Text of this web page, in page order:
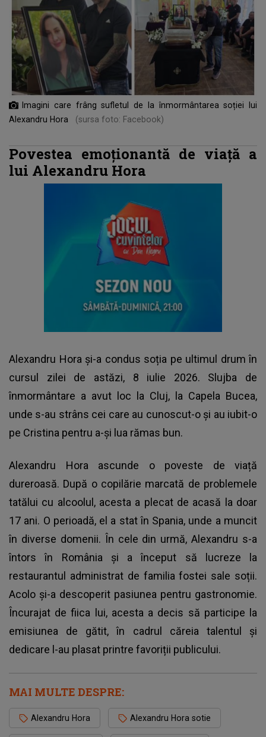
Imagini care frâng sufletul de la înmormântarea soției lui
Alexandru Hora
(sursa foto: Facebook)
Povestea emoționantă de viață a
lui Alexandru Hora
Alexandru Hora și-a condus soția pe ultimul drum în
cursul zilei de astăzi, 8 iulie 2026. Slujba de
înmormântare a avut loc la Cluj, la Capela Bucea,
unde s-au strâns cei care au cunoscut-o și au iubit-o
pe Cristina pentru a-și lua rămas bun.
Alexandru Hora ascunde o poveste de viață
dureroasă. După o copilărie marcată de problemele
tatălui cu alcoolul, acesta a plecat de acasă la doar
17 ani. O perioadă, el a stat în Spania, unde a muncit
în diverse domenii. În cele din urmă, Alexandru s-a
întors în România și a început să lucreze la
restaurantul administrat de familia fostei sale soții.
Acolo și-a descoperit pasiunea pentru gastronomie.
Încurajat de fiica lui, acesta a decis să participe la
emisiunea de gătit, în cadrul căreia talentul și
dedicare l-au plasat printre favoriții publicului.
MAI MULTE DESPRE:
Alexandru Hora Alexandru Hora sotie